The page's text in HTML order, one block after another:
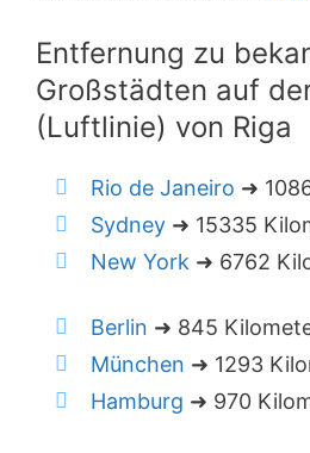
Entfernung zu
Großstädten auf
(Luftlinie) von Riga
Rio de Janeiro ➜
Sydney ➜ 15335
New York ➜ 6762
Berlin ➜ 845
München ➜ 1293
Hamburg ➜ 970